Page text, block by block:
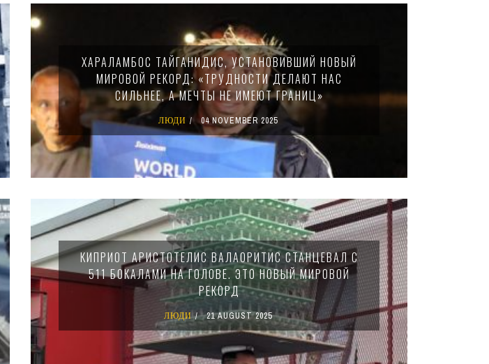
ХАРАЛАМБОС ТАЙГАНИДИС, УСТАНОВИВШИЙ НОВЫЙ
МИРОВОЙ РЕКОРД: «ТРУДНОСТИ ДЕЛАЮТ НАС
СИЛЬНЕЕ, А МЕЧТЫ НЕ ИМЕЮТ ГРАНИЦ»
ЛЮДИ 04 NOVEMBER 2025
КИПРИОТ АРИСТОТЕЛИС ВАЛАОРИТИС СТАНЦЕВАЛ С
511 БОКАЛАМИ НА ГОЛОВЕ. ЭТО НОВЫЙ МИРОВОЙ
РЕКОРД
ЛЮДИ 21 AUGUST 2025